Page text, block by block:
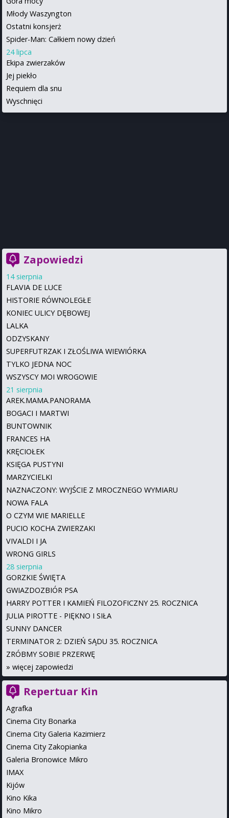
Młody Waszyngton
Ostatni konsjerż
Spider-Man: Całkiem nowy dzień
24 lipca
Ekipa zwierzaków
Jej piekło
Requiem dla snu
Wyschnięci
Zapowiedzi
14 sierpnia
FLAVIA DE LUCE
HISTORIE RÓWNOLEGŁE
KONIEC ULICY DĘBOWEJ
LALKA
ODZYSKANY
SUPERFUTRZAK I ZŁOŚLIWA WIEWIÓRKA
TYLKO JEDNA NOC
WSZYSCY MOI WROGOWIE
21 sierpnia
AREK.MAMA.PANORAMA
BOGACI I MARTWI
BUNTOWNIK
FRANCES HA
KRĘCIOŁEK
KSIĘGA PUSTYNI
MARZYCIELKI
NAZNACZONY: WYJŚCIE Z MROCZNEGO WYMIARU
NOWA FALA
O CZYM WIE MARIELLE
PUCIO KOCHA ZWIERZAKI
VIVALDI I JA
WRONG GIRLS
28 sierpnia
GORZKIE ŚWIĘTA
GWIAZDOZBIÓR PSA
HARRY POTTER I KAMIEŃ FILOZOFICZNY 25. ROCZNICA
JULIA PIROTTE - PIĘKNO I SIŁA
SUNNY DANCER
TERMINATOR 2: DZIEŃ SĄDU 35. ROCZNICA
ZRÓBMY SOBIE PRZERWĘ
» więcej zapowiedzi
Repertuar Kin
Agrafka
Cinema City Bonarka
Cinema City Galeria Kazimierz
Cinema City Zakopianka
Galeria Bronowice Mikro
IMAX
Kijów
Kino Kika
Kino Mikro